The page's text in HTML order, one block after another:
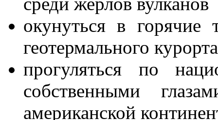
окунуться в горячие
геотермального курорта
прогуляться по
собственными
американской